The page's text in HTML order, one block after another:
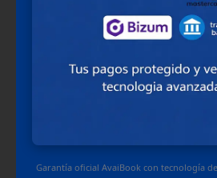
Garantía oficial AvaiBook con tecnología